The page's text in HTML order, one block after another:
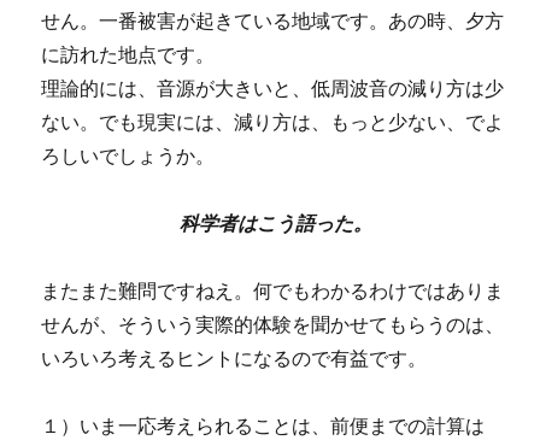
せん。一番被害が起きている地域です。あの時、夕方
に訪れた地点です。
理論的には、音源が大きいと、低周波音の減り方は少
ない。でも現実には、減り方は、もっと少ない、でよ
ろしいでしょうか。
科学者はこう語った。
またまた難問ですねえ。何でもわかるわけではありま
せんが、そういう実際的体験を聞かせてもらうのは、
いろいろ考えるヒントになるので有益です。
１）いま一応考えられることは、前便までの計算は